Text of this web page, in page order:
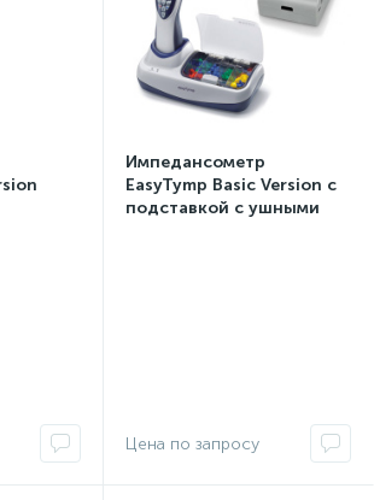
Импедансометр
EasyTymp Basic Version с
подставкой с ушными